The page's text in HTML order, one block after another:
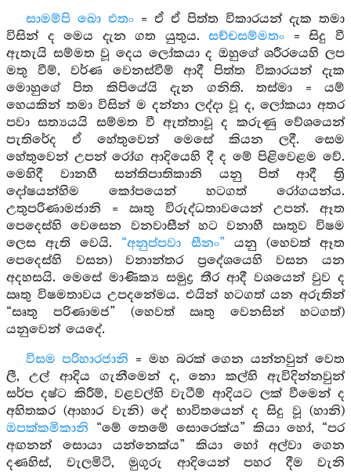
සාමම්පි ඛො එතං= ඒ ඒ පිත්ත විකාරයන් දැක තමා
විසින් ද මෙය දැන ගත යුතුය.සච්චසම්මතං = සිදු වී
ඇතැයි සම්මත වූ දෙය ලෝකයා ද ඔහුගේ ශරීරයෙහි ලප
මතු වීම්, වර්ණ වෙනස්වීම් ආදී පිත්ත විකාරයන් දැක
මොහුගේ පිත කිපියේයි දැන ගනිති. තස්මා = යම්
හෙයකින් තමා විසින් ම දන්නා ලද්දා වූ ද, ලෝකයා අතර
පවා සත්‍යයයි සම්මත වී ඇත්තාවූ ද කරුණු වේශයෙන්
පැතිරේද ඒ හේතුවෙන් මෙසේ කියන ලදී. සෙම
හේතුවෙන් උපන් රෝග ආදියෙහි දී ද මේ පිළිවෙළම වේ.
මෙහිදී වානහී සන්තිපාතිකානි යනු පිත් ආදී ත්‍රි
දෝෂයන්හිම කෝපයෙන් හටගත් රෝගයන්ය.
උතුපරිණාමජානි = ඍතු විරුද්ධතාවයෙන් උපන්. ඈත
පෙදෙස්හි වෙසෙන වනවාසීන් හට වනාහී ඍතුව විෂම
ලෙස ඇති වෙයි. “අනුප්පවා සීනං” යනු (හෙවත් ඈත
පෙදෙස්හි වසන) වනාන්තර ප්‍රදේශයෙහි වසන යන
අදහසයි. මෙසේ මාණික්‍ය සමුද්‍ර තීර ආදී වශයෙන් වුව ද
ඍතු විෂමතාවය උපදනේමය. එයින් හටගත් යන අරුතින්
“සෘතු පරිණාමජ” (හෙවත් ඍතු වෙනසින් හටගත්)
යනුවෙන් යෙදේ.
විසම පරිහාරජානි = මහ බරක් ගෙන යන්නවුන් වෙත
ලී, උල් ආදිය ගැනීමෙන් ද, නො කල්හි ඇවිදින්නවුන්
සර්ප දෂ්ට කිරීම්, වළවල්හි වැටීම් ආදියට ලක් වීමෙන් ද
අහිතකර (ආහාර වැනි) දේ භාවිතයෙන් ද සිදු වූ (හානි)
ඔපක්කමිකානි “මේ තෙමේ සොරෙක්ය” කියා හෝ, “පර
අඟනන් සොයා යන්නෙක්ය” කියා හෝ අල්වා ගෙන
දණහිස්, වැලමිටි, මුගුරු ආදියෙන් පහර දීම වැනි